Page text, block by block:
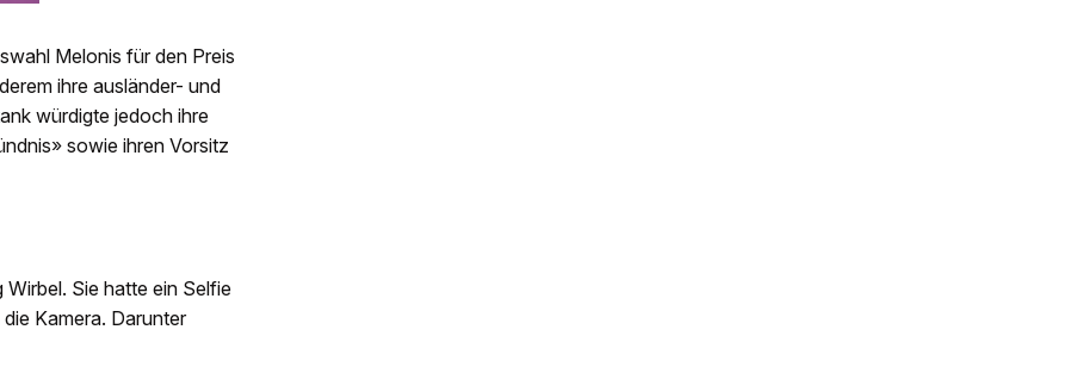
Melonis für den Preis
ihre ausländer- und
würdigte jedoch ihre
sowie ihren Vorsitz
Sie hatte ein Selfie
Kamera. Darunter